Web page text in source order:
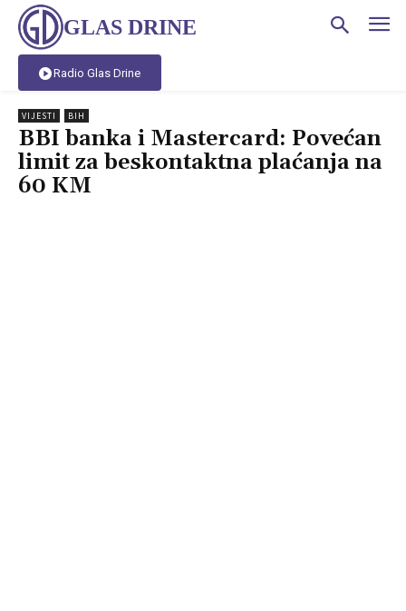
GLAS DRINE
Radio Glas Drine
VIJESTI BIH
BBI banka i Mastercard: Povećan
limit za beskontaktna plaćanja na
60 KM